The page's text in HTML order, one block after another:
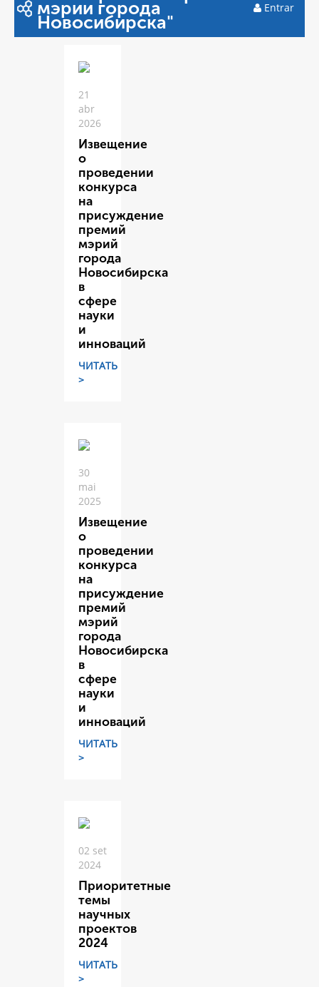
мэрии города
Новосибирска"
Entrar
21
abr
2026
Извещение
о
проведении
конкурса
на
присуждение
премий
мэрий
города
Новосибирска
в
сфере
науки
и
инноваций
ЧИТАТЬ
>
30
mai
2025
Извещение
о
проведении
конкурса
на
присуждение
премий
мэрий
города
Новосибирска
в
сфере
науки
и
инноваций
ЧИТАТЬ
>
02 set
2024
Приоритетные
темы
научных
проектов
2024
ЧИТАТЬ
>